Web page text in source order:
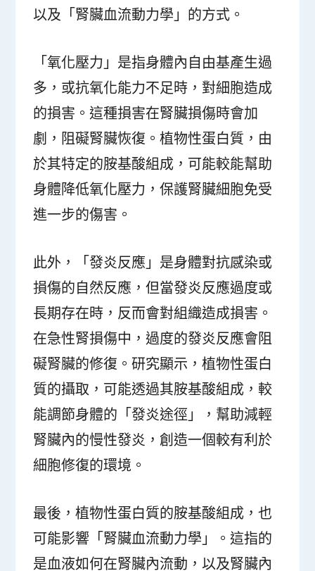
以及「腎臟血流動力學」的方式。
「氧化壓力」是指身體內自由基產生過
多，或抗氧化能力不足時，對細胞造成
的損害。這種損害在腎臟損傷時會加
劇，阻礙腎臟恢復。植物性蛋白質，由
於其特定的胺基酸組成，可能較能幫助
身體降低氧化壓力，保護腎臟細胞免受
進一步的傷害。
此外，「發炎反應」是身體對抗感染或
損傷的自然反應，但當發炎反應過度或
長期存在時，反而會對組織造成損害。
在急性腎損傷中，過度的發炎反應會阻
礙腎臟的修復。研究顯示，植物性蛋白
質的攝取，可能透過其胺基酸組成，較
能調節身體的「發炎途徑」，幫助減輕
腎臟內的慢性發炎，創造一個較有利於
細胞修復的環境。
最後，植物性蛋白質的胺基酸組成，也
可能影響「腎臟血流動力學」。這指的
是血液如何在腎臟內流動，以及腎臟內